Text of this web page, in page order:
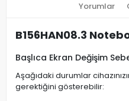
Yorumlar
B156HAN08.3
Başlıca Ekran Değişim
Aşağıdaki durumlar
gerektiğini gösterebilir: